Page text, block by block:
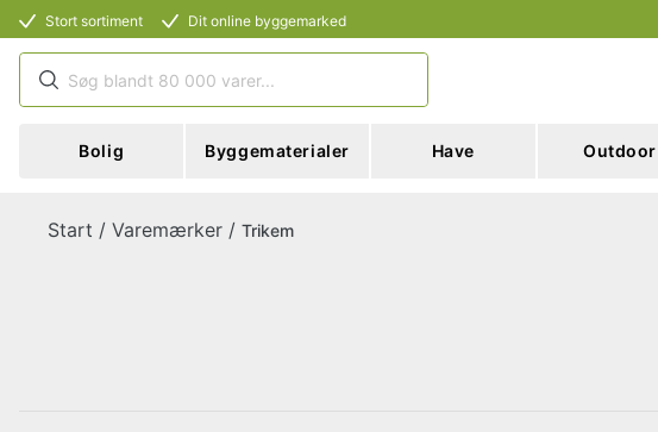
Stort sortiment Dit online byggemarked
Bolig Byggematerialer Have Outdoor
Start / Varemærker / Trikem